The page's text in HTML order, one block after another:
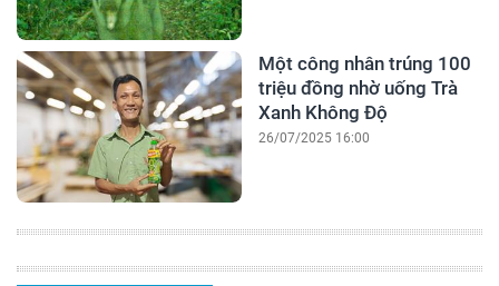
Một công nhân trúng 100
triệu đồng nhờ uống Trà
Xanh Không Độ
26/07/2025 16:00